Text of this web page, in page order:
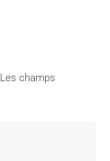
Les champs